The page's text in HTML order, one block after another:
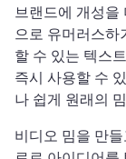
브랜드에 개성
으로 유머러스
즉시 사용할 수
나 쉽게 원래의
비디오 밈을 만